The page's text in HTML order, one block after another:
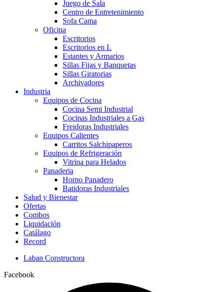
Juego de Sala
Centro de Entretenimiento
Sofa Cama
Oficina
Escritorios
Escritorios en L
Estantes y Armarios
Sillas Fijas y Banquetas
Sillas Giratorias
Archivadores
Industria
Equipos de Cocina
Cocina Semi Industrial
Cocinas Industriales a Gas
Freidoras Industriales
Equipos Calientes
Carritos Salchipaperos
Equipos de Refrigeración
Vitrina para Helados
Panaderia
Horno Panadero
Batidoras Industriales
Salud y Bienestar
Ofertas
Combos
Liquidación
Catálago
Record
Laban Constructora
Facebook